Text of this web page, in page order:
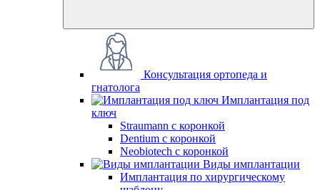
Консультация ортопеда и
гнатолога
Имплантация под
ключ
Straumann с коронкой
Dentium с коронкой
Neobiotech с коронкой
Виды имплантации
Имплантация по хирургическому